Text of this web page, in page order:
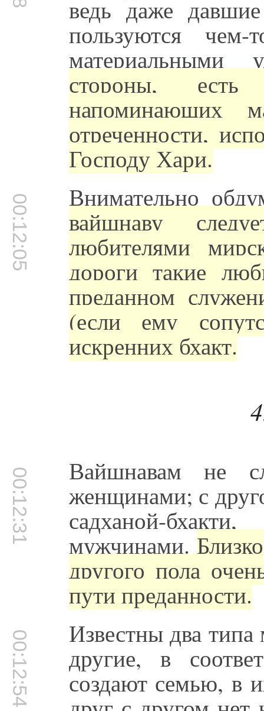
ведь даже
пользуются
материальными
стороны,
напоминающих
отреченности,
Господу Хари.
00:12:05 Внимательно
вайшнаву
любителями
дороги такие
преданном
(если ему
искренних бхакт.
00:12:31 Вайшнавам не
женщинами; с
садханой-
мужчинами.
другого пола
пути преданности.
00:12:54 Известны два
другие, в
создают семью, в